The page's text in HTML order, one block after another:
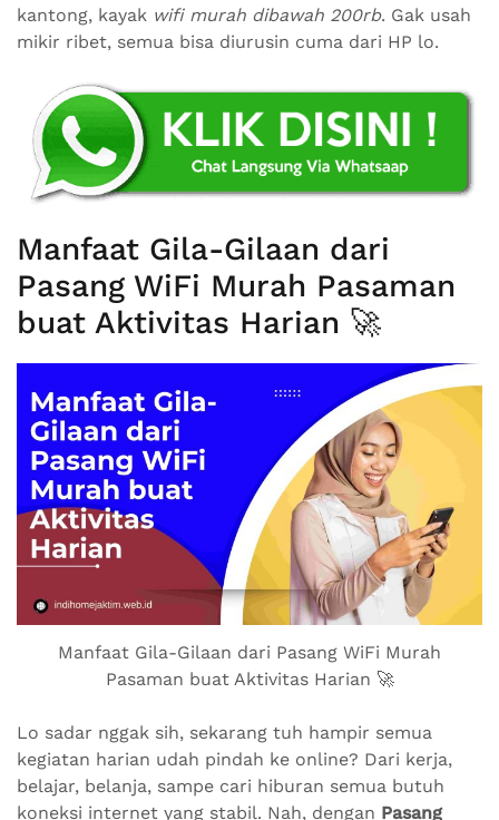
kantong, kayak wifi murah dibawah 200rb. Gak usah
mikir ribet, semua bisa diurusin cuma dari HP lo.
Manfaat Gila-Gilaan dari
Pasang WiFi Murah Pasaman
buat Aktivitas Harian 🚀
Manfaat Gila-Gilaan dari Pasang WiFi Murah
Pasaman buat Aktivitas Harian 🚀
Lo sadar nggak sih, sekarang tuh hampir semua
kegiatan harian udah pindah ke online? Dari kerja,
belajar, belanja, sampe cari hiburan semua butuh
koneksi internet yang stabil. Nah, dengan Pasang